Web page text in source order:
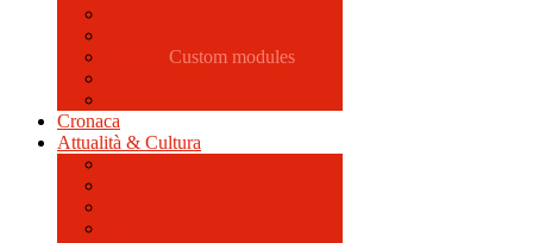
Custom modules
Cronaca
Attualità & Cultura